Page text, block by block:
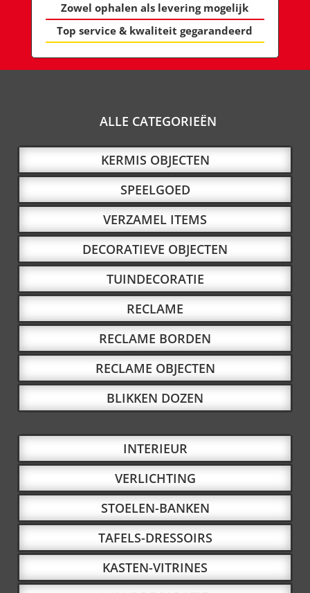
Zowel ophalen als levering mogelijk
Top service & kwaliteit gegarandeerd
ALLE CATEGORIEËN
KERMIS OBJECTEN
SPEELGOED
VERZAMEL ITEMS
DECORATIEVE OBJECTEN
TUINDECORATIE
RECLAME
RECLAME BORDEN
RECLAME OBJECTEN
BLIKKEN DOZEN
INTERIEUR
VERLICHTING
STOELEN-BANKEN
TAFELS-DRESSOIRS
KASTEN-VITRINES